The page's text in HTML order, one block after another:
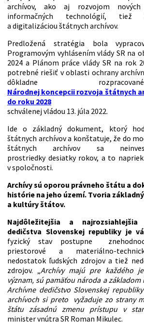
archívov, ako aj rozvojom nových
informačných technológií, tiež
a digitalizáciou štátnych archívov.
Predložená stratégia bola
Programovým vyhlásením vlády SR na
2024 a Plánom práce vlády SR na rok
potrebné riešiť v oblasti ochrany
dôkladne
Národnej koncepcii rozvoja štátnych
do roku 2028
schválenej vládou 13. júla 2022.
Ide o základný dokument, ktorý
štátnych archívov a konštatuje, že do
štátnych archívov sa
prostriedky desiatky rokov, a to
v spoločnosti.
Archívy sú oporou právneho štátu a
histórie na jeho území. Tvoria
a kultúry štátov.
Najdôležitejšia a
dedičstva Slovenskej republiky je
fyzický stav postupne
priestorové a materiálno-
nedostatok ľudských zdrojov a tiež
zdrojov. „Archívy majú pre každého
význam, sú pamäťou národa a
Archívne dedičstvo Slovenskej
archívoch si preto vyžaduje zo strany
štátu zásadnú zmenu prístupu v
minister vnútra SR Roman Mikulec.